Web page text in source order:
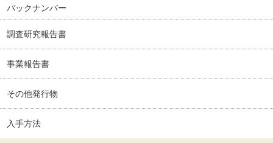
バックナンバー
調査研究報告書
事業報告書
その他発行物
入手方法